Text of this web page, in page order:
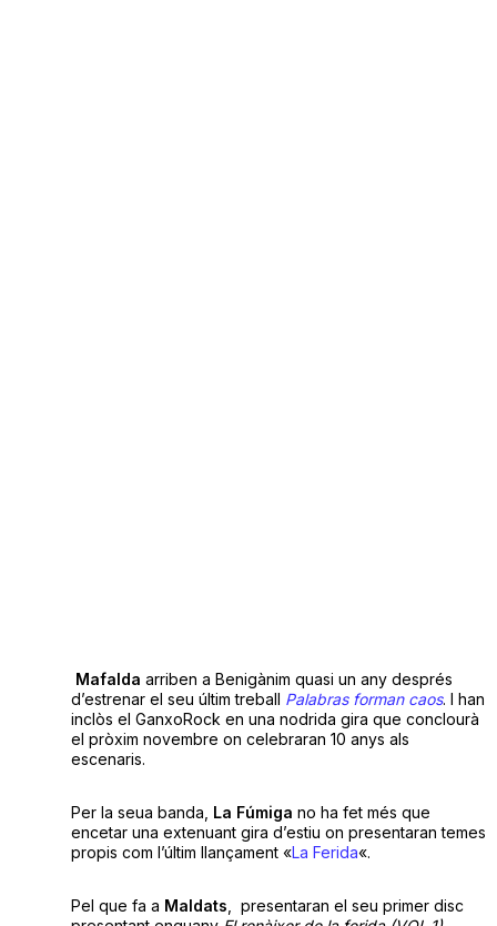
Mafalda arriben a Benigànim quasi un any després
d’estrenar el seu últim treball Palabras forman caos. I han
inclòs el GanxoRock en una nodrida gira que conclourà
el pròxim novembre on celebraran 10 anys als
escenaris.
Per la seua banda, La Fúmiga no ha fet més que
encetar una extenuant gira d’estiu on presentaran temes
propis com l’últim llançament «La Ferida«.
Pel que fa a Maldats , presentaran el seu primer disc